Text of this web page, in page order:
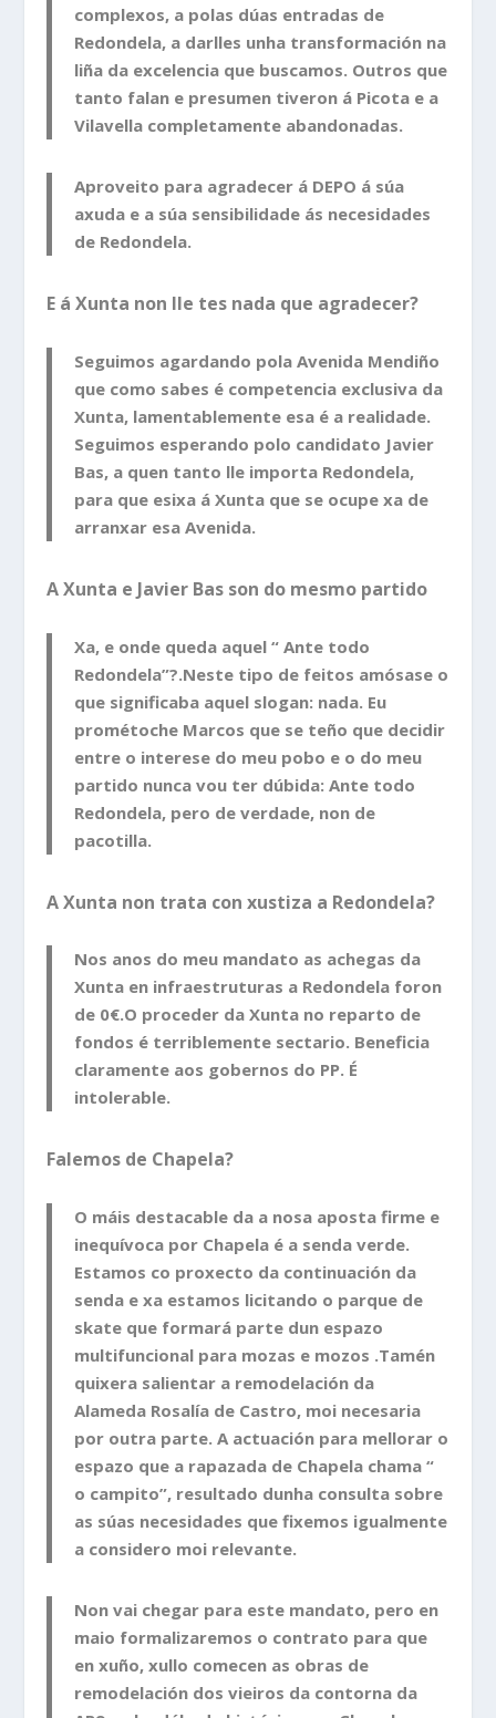
complexos, a polas dúas entradas de
Redondela, a darlles unha transformación na
liña da excelencia que buscamos. Outros que
tanto falan e presumen tiveron á Picota e a
Vilavella completamente abandonadas.
Aproveito para agradecer á DEPO á súa
axuda e a súa sensibilidade ás necesidades
de Redondela.
E á Xunta non lle tes nada que agradecer?
Seguimos agardando pola Avenida Mendiño
que como sabes é competencia exclusiva da
Xunta, lamentablemente esa é a realidade.
Seguimos esperando polo candidato Javier
Bas, a quen tanto lle importa Redondela,
para que esixa á Xunta que se ocupe xa de
arranxar esa Avenida.
A Xunta e Javier Bas son do mesmo partido
Xa, e onde queda aquel “ Ante todo
Redondela”?.Neste tipo de feitos amósase o
que significaba aquel slogan: nada. Eu
prométoche Marcos que se teño que decidir
entre o interese do meu pobo e o do meu
partido nunca vou ter dúbida: Ante todo
Redondela, pero de verdade, non de
pacotilla.
A Xunta non trata con xustiza a Redondela?
Nos anos do meu mandato as achegas da
Xunta en infraestruturas a Redondela foron
de 0€.O proceder da Xunta no reparto de
fondos é terriblemente sectario. Beneficia
claramente aos gobernos do PP. É
intolerable.
Falemos de Chapela?
O máis destacable da a nosa aposta firme e
inequívoca por Chapela é a senda verde.
Estamos co proxecto da continuación da
senda e xa estamos licitando o parque de
skate que formará parte dun espazo
multifuncional para mozas e mozos .Tamén
quixera salientar a remodelación da
Alameda Rosalía de Castro, moi necesaria
por outra parte. A actuación para mellorar o
espazo que a rapazada de Chapela chama “
o campito”, resultado dunha consulta sobre
as súas necesidades que fixemos igualmente
a considero moi relevante.
Non vai chegar para este mandato, pero en
maio formalizaremos o contrato para que
en xuño, xullo comecen as obras de
remodelación dos vieiros da contorna da